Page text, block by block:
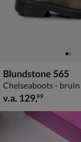
Blundstone 565
Chelseaboots - bruin
vanaf € 129,99
v.a. 129,99